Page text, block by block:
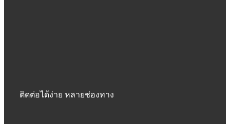
ติดต่อได้ง่าย หลายช่องทาง